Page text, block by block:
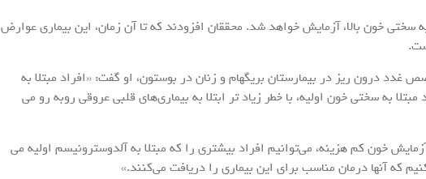
خون بالا، آزمایش خواهد شد. محققان افزودند که تا آن زمان، این بیماری عوارض
غدد درون ریز در بیمارستان بریگهام و زنان در بوستون، او گفت: «افراد مبتلا به
به سختی خون اولیه، با خطر زیاد تر ابتلا به بیماری‌های قلبی عروقی روبه رو می
خون کم هزینه، می‌توانیم افراد بیشتری را که مبتلا به آلدوسترونیسم اولیه می
که آنها درمان مناسب برای این بیماری را دریافت می‌کنند.»